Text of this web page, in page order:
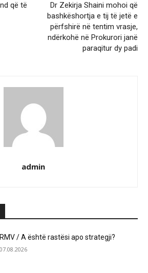
që të
Dr Zekirja Shaini mohoi që
bashkëshortja e tij të jetë e
përfshirë në tentim vrasje,
ndërkohë në Prokurori janë
paraqitur dy padi
admin
RMV / A është rastësi apo strategji?
07.08.2026